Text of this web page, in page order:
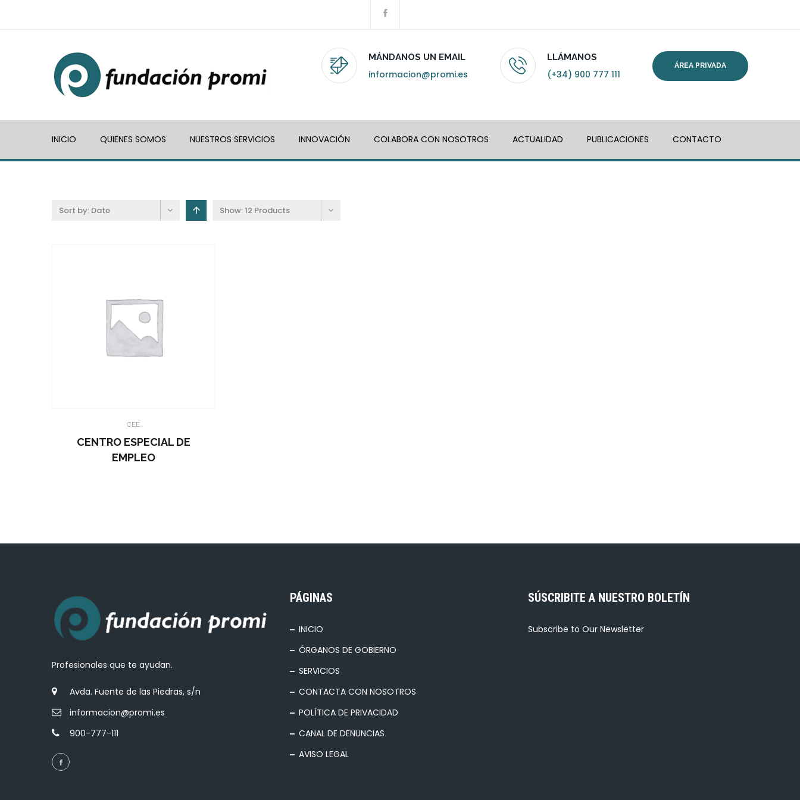
MÁNDANOS UN EMAIL
informacion@promi.es
LLÁMANOS
(+34) 900 777 111
ÁREA PRIVADA
INICIO QUIENES SOMOS NUESTROS SERVICIOS INNOVACIÓN COLABORA CON NOSOTROS ACTUALIDAD PUBLICACIONES CONTACTO
Sort by: Date Show:12 Products
CEE
CENTRO ESPECIAL DE
EMPLEO
Profesionales que te ayudan.
Avda. Fuente de las Piedras, s/n
informacion@promi.es
900-777-111
PÁGINAS
INICIO
ÓRGANOS DE GOBIERNO
SERVICIOS
CONTACTA CON NOSOTROS
POLÍTICA DE PRIVACIDAD
CANAL DE DENUNCIAS
AVISO LEGAL
SÚSCRIBITE A NUESTRO BOLETÍN
Subscribe to Our Newsletter